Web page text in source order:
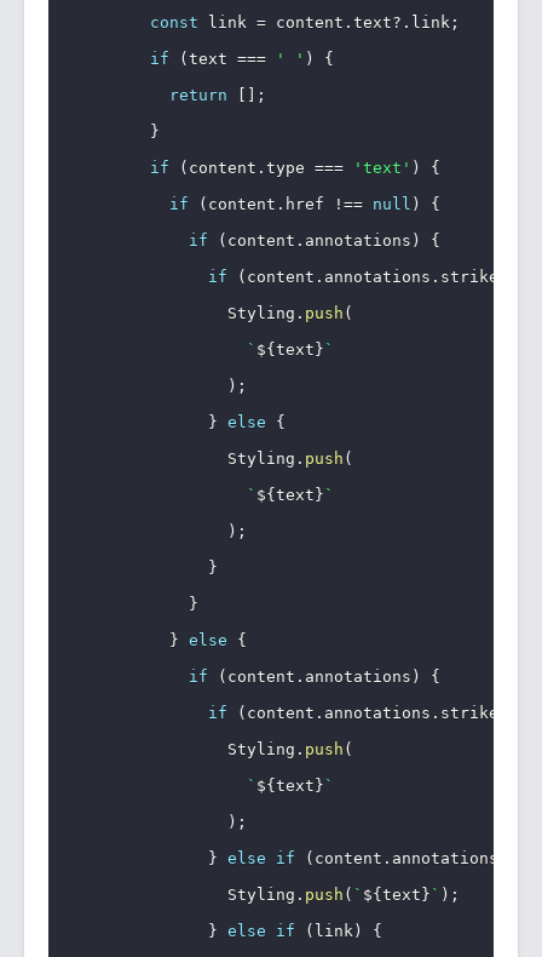
const link = content . text?. link ;
if
( text === ' ' )
{
return
;
}
if
( content . type === 'text' )
{
if
( content . href !== null )
{
if
( content . annotations )
{
if
( content . annotations .
                Styling
. push (
` ${ text } `
) ;
} else
{
                Styling
. push (
` ${ text } `
) ;
}
}
} else
{
if
( content . annotations )
{
if
( content . annotations .
                Styling
. push (
` ${ text } `
) ;
} else if ( content . annotations
                Styling
. push ( ` ${ text } ` ) ;
} else if ( link )
{